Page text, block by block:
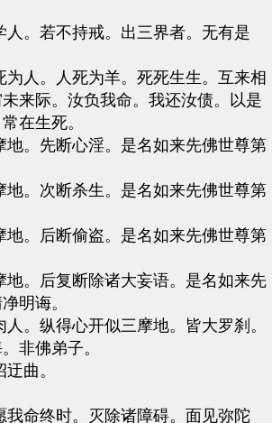
。若不持戒。出三界者。无有是
人。人死为羊。死死生生。互来相
来际。汝负我命。我还汝债。以是
在生死。
。先断心淫。是名如来先佛世尊第
。次断杀生。是名如来先佛世尊第
。后断偷盗。是名如来先佛世尊第
。后复断除诸大妄语。是名如来先
明诲。
。纵得心开似三摩地。皆大罗刹。
非佛弟子。
曲。
命终时。灭除诸障碍。面见弥陀